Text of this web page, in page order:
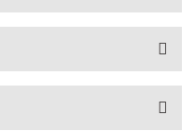
siz yapın!
sorulmamış.